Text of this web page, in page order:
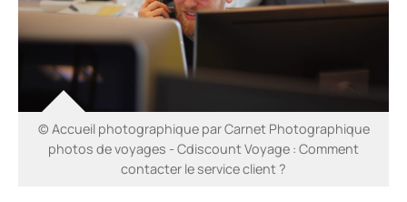
© Accueil photographique par Carnet Photographique
photos de voyages - Cdiscount Voyage : Comment
contacter le service client ?